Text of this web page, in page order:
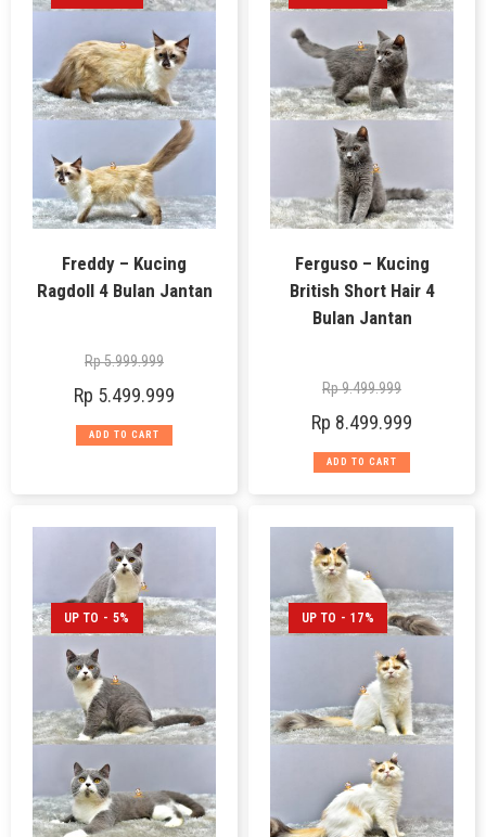
Freddy – Kucing
Ragdoll 4 Bulan Jantan
Rp5.999.999
Rp 5.499.999
ADD TO CART
Ferguso – Kucing
British Short Hair 4
Bulan Jantan
Rp9.499.999
Rp 8.499.999
ADD TO CART
UP TO - 5% UP TO - 17%